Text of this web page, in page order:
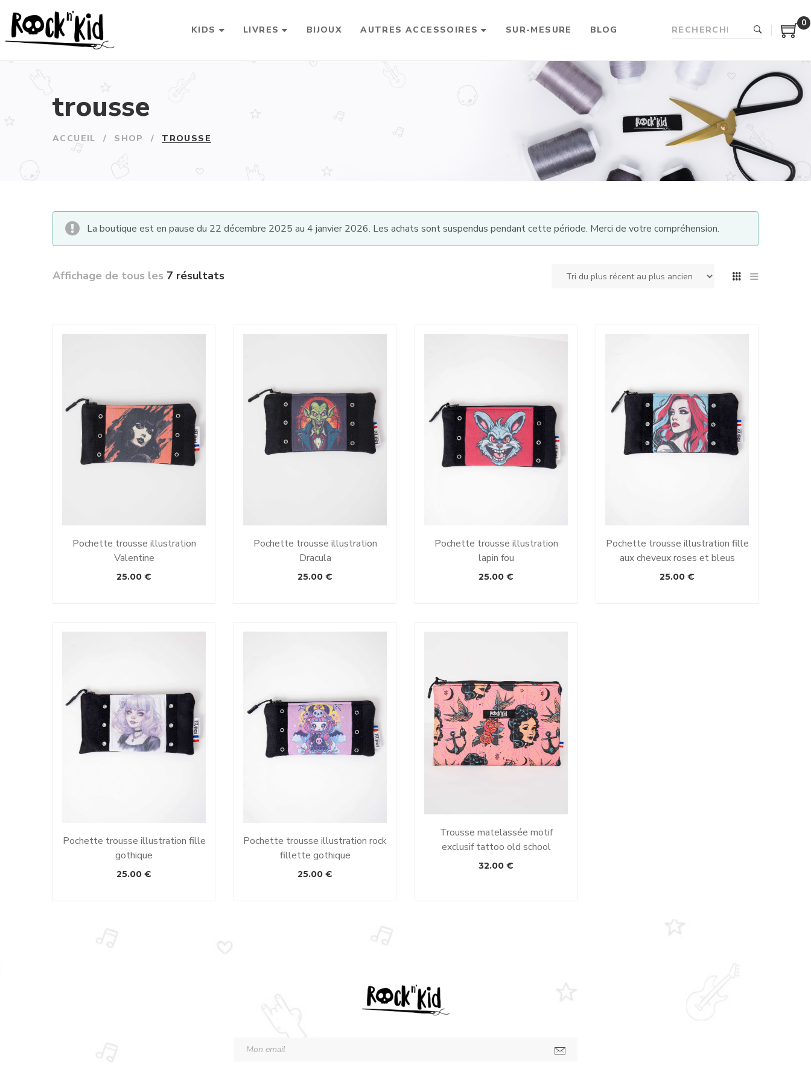
KIDS LIVRES BIJOUX AUTRES ACCESSOIRES SUR-MESURE BLOG
0
trousse
ACCUEIL / SHOP / TROUSSE
La boutique est en pause du 22 décembre 2025 au 4 janvier 2026. Les achats sont suspendus pendant cette période. Merci de votre compréhension.
Affichage de tous les 7 résultats
Pochette trousse illustration
Valentine
25.00 €
Pochette trousse illustration
Dracula
25.00 €
Pochette trousse illustration
lapin fou
25.00 €
Pochette trousse illustration fille
aux cheveux roses et bleus
25.00 €
Pochette trousse illustration fille
gothique
25.00 €
Pochette trousse illustration rock
fillette gothique
25.00 €
Trousse matelassée motif
exclusif tattoo old school
32.00 €